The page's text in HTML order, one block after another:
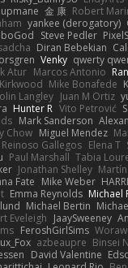
金 康 Robert
yankee (derogatory)
Steve Pedler
Diran Bebekian
Venky qwerty
Atur Marcos Antonio
Mike Bonafede
Langley Juan M Ortiz
Hunter R Vito Petrović
Mark Sanderson
Chow Miguel Mendez
Gallegos Elena T
Paul Marshall Tabia
Jonathan Shelley
Fate Mike Weber
Emma Reynolds Michael
Michael Bertin
Eveleigh JaaySweeney
FeroshGirlSims
azbeaupre Binsei
David Valentine